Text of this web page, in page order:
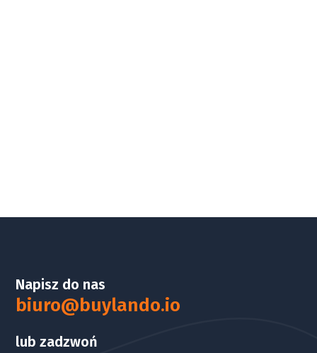
Napisz do nas
biuro@buylando.io
lub zadzwoń